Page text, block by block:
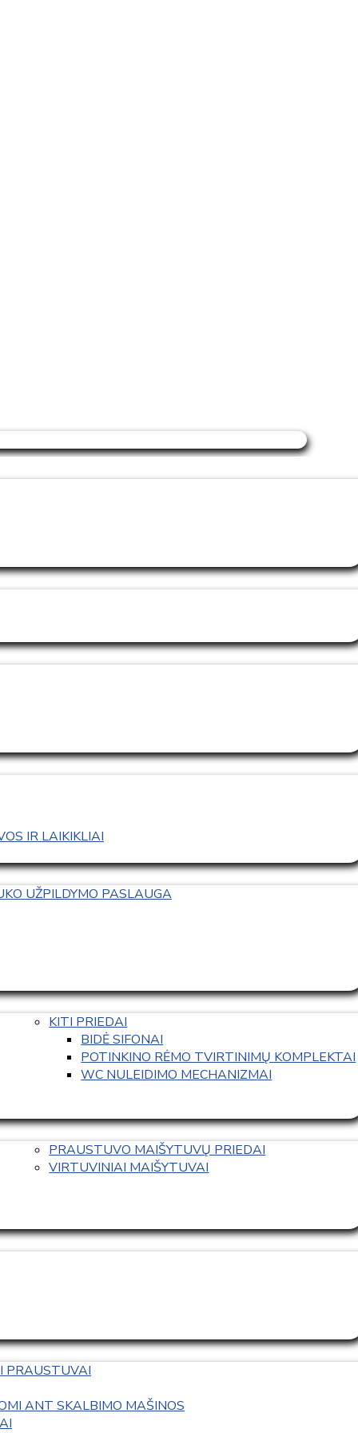
IR LAIKIKLIAI
UŽPILDYMO PASLAUGA
KITI PRIEDAI
BIDĖ SIFONAI
POTINKINO RĖMO TVIRTINIMŲ KOMPLEKTAI
WC NULEIDIMO MECHANIZMAI
PRAUSTUVO MAIŠYTUVŲ PRIEDAI
VIRTUVINIAI MAIŠYTUVAI
PRAUSTUVAI
ANT SKALBIMO MAŠINOS